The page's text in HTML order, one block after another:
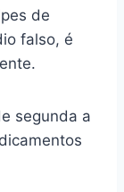
de
falso, é
segunda a